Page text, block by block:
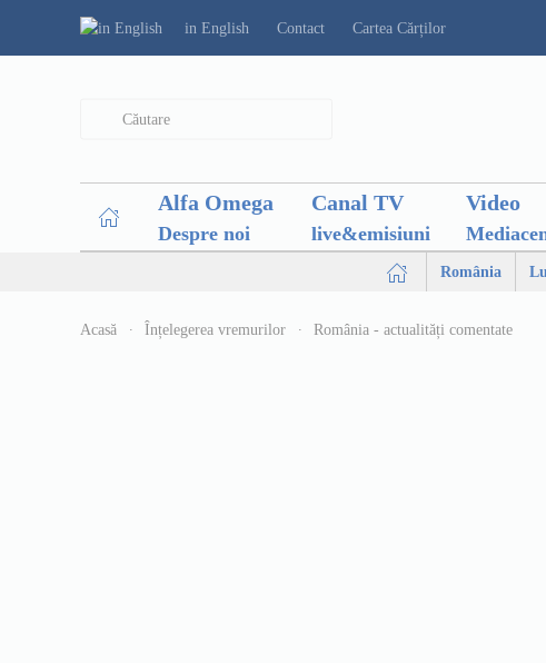
in English Contact Cartea Cărților
Alfa Omega
Despre noi
Canal TV
live&emisiuni
Video
România
Acasă Înțelegerea vremurilor România - actualități comentate